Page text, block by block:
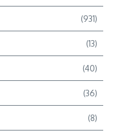
(931)
(13)
(40)
(36)
(8)